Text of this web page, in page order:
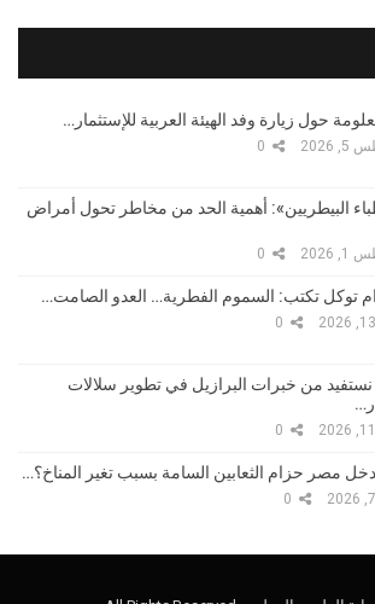
2026
البيطريين»: أهمية الحد من مخاطر تحول أمراض
2026
توكل تكتب: السموم الفطرية… العدو الصامت…
من خبرات البرازيل في تطوير سلالات
مصر حزام الثعابين السامة بسبب تغير المناخ؟…